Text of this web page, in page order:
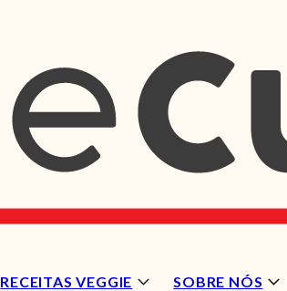
RECEITAS VEGGIE SOBRE NÓS